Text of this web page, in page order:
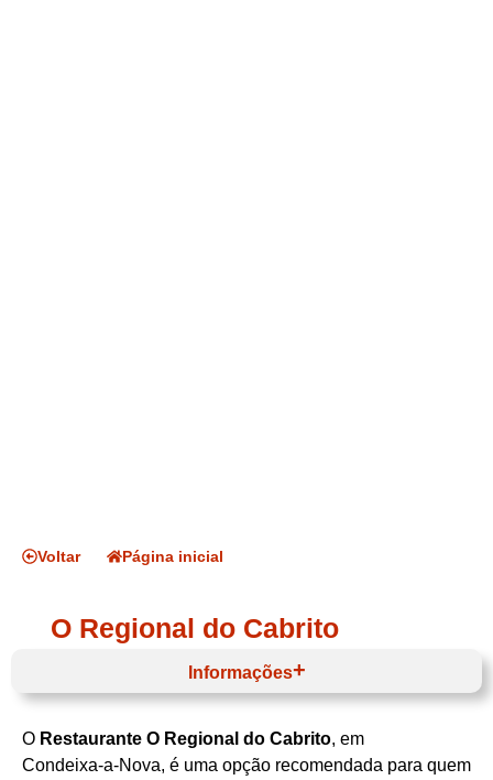
Voltar Página inicial
O Regional do Cabrito
O Restaurante O Regional do Cabrito, em
Condeixa‑a‑Nova, é uma opção recomendada para quem
Informações
Horário de funcionamento